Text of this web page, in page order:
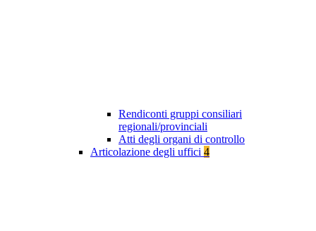
Rendiconti gruppi consiliari
regionali/provinciali
Atti degli organi di controllo
Articolazione degli uffici 4